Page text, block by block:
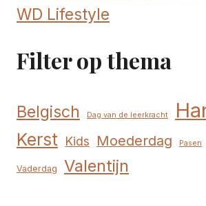
WD Lifestyle
Filter op thema
Belgisch Dag van de leerkracht
Kerst Kids Moederdag Pasen
Vaderdag Valentijn